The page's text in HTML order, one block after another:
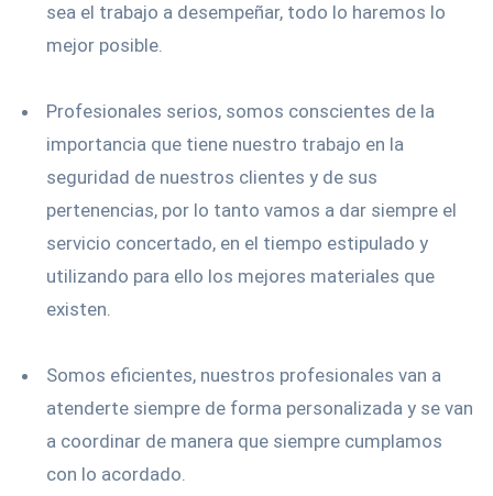
sea el trabajo a desempeñar, todo lo haremos lo
mejor posible.
Profesionales serios, somos conscientes de la
importancia que tiene nuestro trabajo en la
seguridad de nuestros clientes y de sus
pertenencias, por lo tanto vamos a dar siempre el
servicio concertado, en el tiempo estipulado y
utilizando para ello los mejores materiales que
existen.
Somos eficientes, nuestros profesionales van a
atenderte siempre de forma personalizada y se van
a coordinar de manera que siempre cumplamos
con lo acordado.